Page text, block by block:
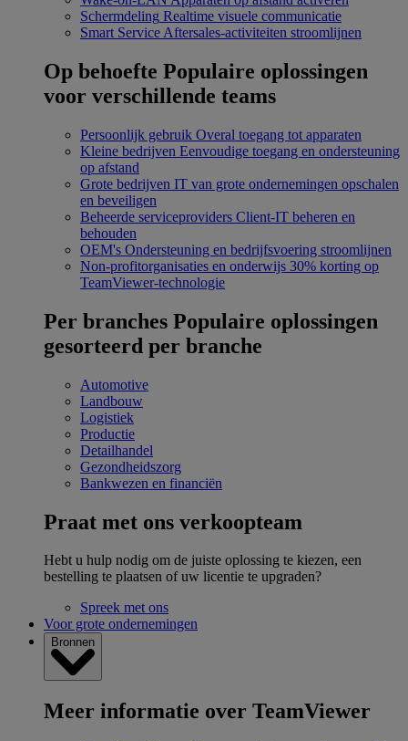
Schermdeling Realtime visuele communicatie
Smart Service Aftersales-activiteiten stroomlijnen
Op behoefte Populaire oplossingen
voor verschillende teams
Persoonlijk gebruik Overal toegang tot apparaten
Kleine bedrijven Eenvoudige toegang en ondersteuning
op afstand
Grote bedrijven IT van grote ondernemingen opschalen
en beveiligen
Beheerde serviceproviders Client-IT beheren en
behouden
OEM's Ondersteuning en bedrijfsvoering stroomlijnen
Non-profitorganisaties en onderwijs 30% korting op
TeamViewer-technologie
Per branches Populaire oplossingen
gesorteerd per branche
Automotive
Landbouw
Logistiek
Productie
Detailhandel
Gezondheidszorg
Bankwezen en financiën
Praat met ons verkoopteam
Hebt u hulp nodig om de juiste oplossing te kiezen, een
bestelling te plaatsen of uw licentie te upgraden?
Spreek met ons
Voor grote ondernemingen
Bronnen
Meer informatie over TeamViewer